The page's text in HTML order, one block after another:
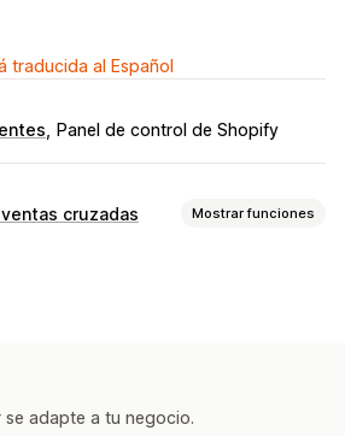
traducida al Español
Panel de control de Shopify
cruzadas Mostrar funciones
productos
se adapte a tu negocio.